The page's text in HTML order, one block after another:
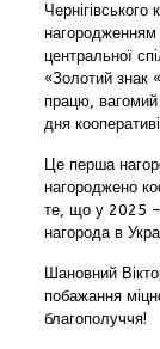
нагородженням
центральної
«Золотий знак
працю, вагомий
дня
Це перша
нагороджено
те, що у 2025 –
нагорода в
Шановний
побажання
благополуччя!